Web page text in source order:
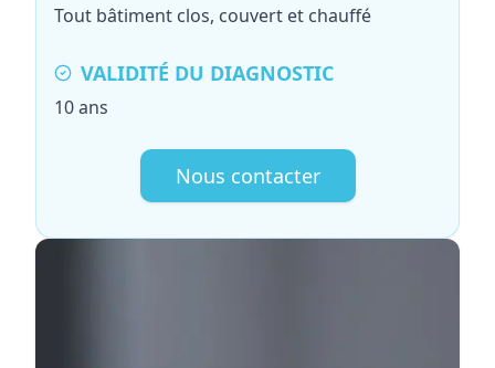
Tout bâtiment clos, couvert et chauffé
VALIDITÉ DU DIAGNOSTIC
10 ans
Nous contacter